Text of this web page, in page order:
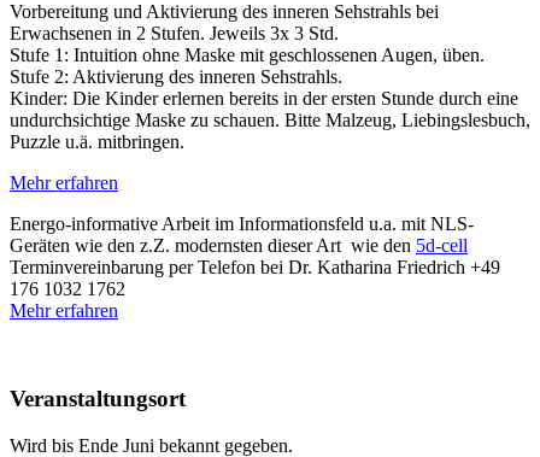
Vorbereitung und Aktivierung des inneren Sehstrahls bei
Erwachsenen in 2 Stufen. Jeweils 3x 3 Std.
Stufe 1: Intuition ohne Maske mit geschlossenen Augen, üben.
Stufe 2: Aktivierung des inneren Sehstrahls.
Kinder: Die Kinder erlernen bereits in der ersten Stunde durch eine
undurchsichtige Maske zu schauen. Bitte Malzeug, Liebingslesbuch,
Puzzle u.ä. mitbringen.
Mehr erfahren
Energo-informative Arbeit im Informationsfeld u.a. mit NLS-
Geräten wie den z.Z. modernsten dieser Art wie den 5d-cell
Terminvereinbarung per Telefon bei Dr. Katharina Friedrich +49
176 1032 1762
Mehr erfahren
Veranstaltungsort
Wird bis Ende Juni bekannt gegeben.